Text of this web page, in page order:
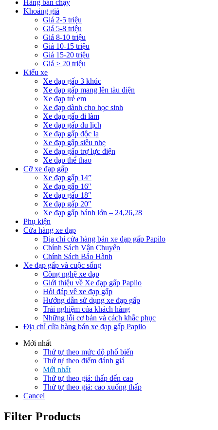
Hàng bán chạy
Khoảng giá
Giá 2-5 triệu
Giá 5-8 triệu
Giá 8-10 triệu
Giá 10-15 triệu
Giá 15-20 triệu
Giá > 20 triệu
Kiểu xe
Xe đạp gấp 3 khúc
Xe đạp gấp mang lên tàu điện
Xe đạp trẻ em
Xe đạp dành cho học sinh
Xe đạp gấp đi làm
Xe đạp gấp du lịch
Xe đạp gấp độc lạ
Xe đạp gấp siêu nhẹ
Xe đạp gấp trợ lực điện
Xe đạp thể thao
Cỡ xe đạp gấp
Xe đạp gấp 14”
Xe đạp gấp 16″
Xe đạp gấp 18″
Xe đạp gấp 20″
Xe đạp gấp bánh lớn – 24,26,28
Phụ kiện
Cửa hàng xe đạp
Địa chỉ cửa hàng bán xe đạp gấp Papilo
Chính Sách Vận Chuyển
Chính Sách Bảo Hành
Xe đạp gấp và cuộc sống
Công nghệ xe đạp
Giới thiệu về Xe đạp gấp Papilo
Hỏi đáp về xe đạp gấp
Hướng dẫn sử dụng xe đạp gấp
Trải nghiệm của khách hàng
Những lỗi cơ bản và cách khắc phục
Địa chỉ cửa hàng bán xe đạp gấp Papilo
Mới nhất
Thứ tự theo mức độ phổ biến
Thứ tự theo điểm đánh giá
Mới nhất
Thứ tự theo giá: thấp đến cao
Thứ tự theo giá: cao xuống thấp
Cancel
Filter Products